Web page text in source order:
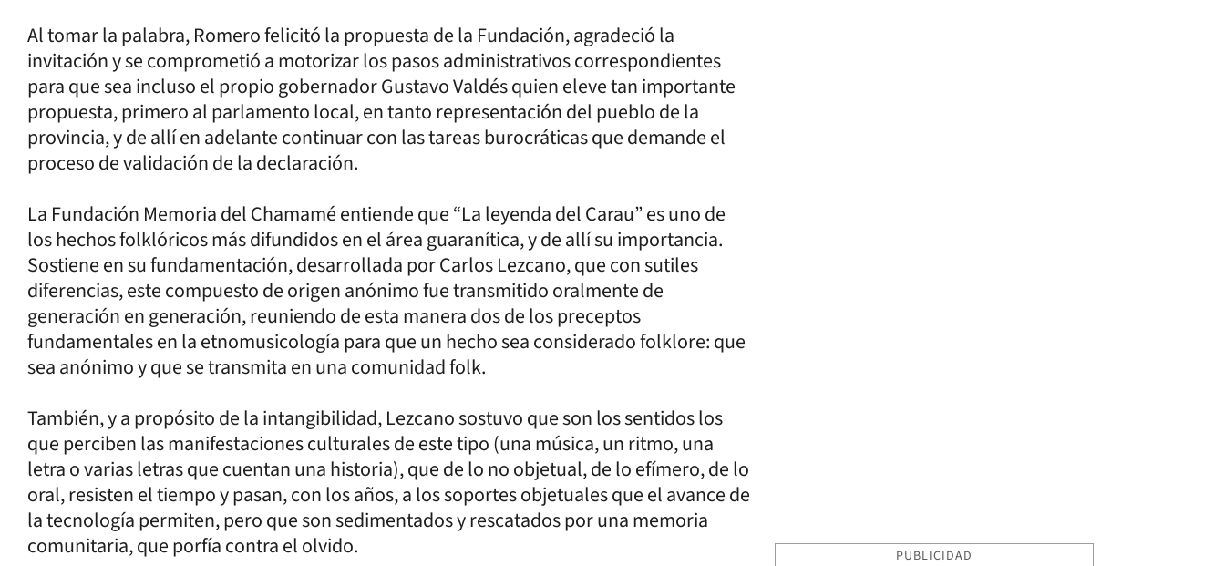
Al tomar la palabra, Romero felicitó la propuesta de la Fundación, agradeció la
invitación y se comprometió a motorizar los pasos administrativos correspondientes
para que sea incluso el propio gobernador Gustavo Valdés quien eleve tan importante
propuesta, primero al parlamento local, en tanto representación del pueblo de la
provincia, y de allí en adelante continuar con las tareas burocráticas que demande el
proceso de validación de la declaración.
La Fundación Memoria del Chamamé entiende que “La leyenda del Carau” es uno de
los hechos folklóricos más difundidos en el área guaranítica, y de allí su importancia.
Sostiene en su fundamentación, desarrollada por Carlos Lezcano, que con sutiles
diferencias, este compuesto de origen anónimo fue transmitido oralmente de
generación en generación, reuniendo de esta manera dos de los preceptos
fundamentales en la etnomusicología para que un hecho sea considerado folklore: que
sea anónimo y que se transmita en una comunidad folk.
También, y a propósito de la intangibilidad, Lezcano sostuvo que son los sentidos los
que perciben las manifestaciones culturales de este tipo (una música, un ritmo, una
letra o varias letras que cuentan una historia), que de lo no objetual, de lo efímero, de lo
oral, resisten el tiempo y pasan, con los años, a los soportes objetuales que el avance de
la tecnología permiten, pero que son sedimentados y rescatados por una memoria
comunitaria, que porfía contra el olvido.
PUBLICIDAD